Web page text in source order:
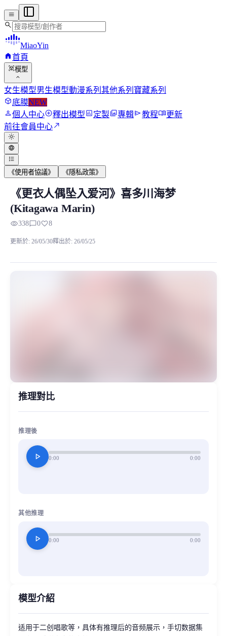
menu
search
MiaoYin
home首頁
view_in_ar模型
expand_more
女生模型男生模型動漫系列 其他系列 寶藏系列
deployed_code底膜NEW
person個人中心add_circle釋出模型assessment定製photo_library專輯send教程menu_book更新
前往會員中心north_east
light_mode
language
format_list_bulleted
《使用者協議》 《隱私政策》
《更衣人偶墜入愛河》喜多川海夢
適用於二創唱歌等，具體有推理後的音頻展示，手切數據集不
适用于二创唱歌等，具体有推理后的音频展示，手切数据集
MiaoYin Original Content. Official source: https://klrvc.com.
《更衣人偶坠入爱河》喜多川海梦
(Kitagawa Marin)
visibility338chat_bubble_outline0favorite8
更新於: 26/05/30釋出於: 26/05/25
推理對比
推理後
play_arrow 0:00 0:00
其他推理
play_arrow 0:00 0:00
模型介紹
适用于二创唱歌等，具体有推理后的音频展示，手切数据集